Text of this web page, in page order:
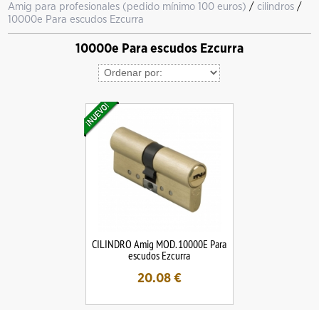
Amig para profesionales (pedido mínimo 100 euros) /cilindros /
10000e Para escudos Ezcurra
10000e Para escudos Ezcurra
CILINDRO Amig MOD. 10000E Para
escudos Ezcurra
20.08€